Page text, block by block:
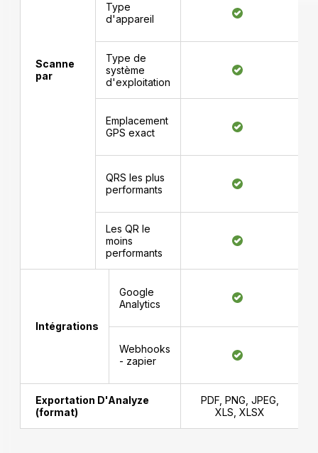
Scanne
par
Type
d'appareil
Type de
système
d'exploitation
Emplacement
GPS exact
QRS les plus
performants
Les QR le
moins
performants
Intégrations
Google
Analytics
Webhooks
- zapier
Exportation D'Analyze
(format)
PDF, PNG, JPEG,
XLS, XLSX